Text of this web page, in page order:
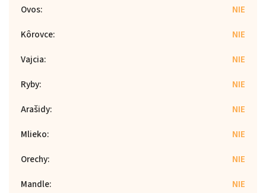
Ovos:
NIE
Kôrovce:
NIE
Vajcia:
NIE
Ryby:
NIE
Arašidy:
NIE
Mlieko:
NIE
Orechy:
NIE
Mandle:
NIE